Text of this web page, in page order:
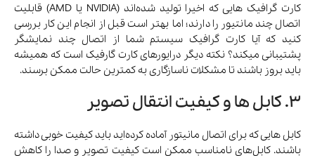
کارت گرافیک هایی که اخیرا تولید شده‌اند (NVIDIA یا AMD) قابلیت
اتصال چند مانتیور را دارند؛ اما بهتر است قبل از انجام این کار بررسی
کنید که آیا کارت گرافیک سیستم شما از اتصال چند نمایشگر
پشتیبانی میکند؟ نکته دیگر درایورهای کارت گارفیک است که همیشه
باید بروز باشند تا مشکلات ناسازگاری به کمترین حالت ممکن برسند.
3. کابل ها و کیفیت انتقال تصویر
کابل هایی که برای اتصال مانیتور آماده کرده‌اید باید کیفیت خوبی داشته
باشند. کابل‌های نامناسب ممکن است کیفیت تصویر و صدا را کاهش